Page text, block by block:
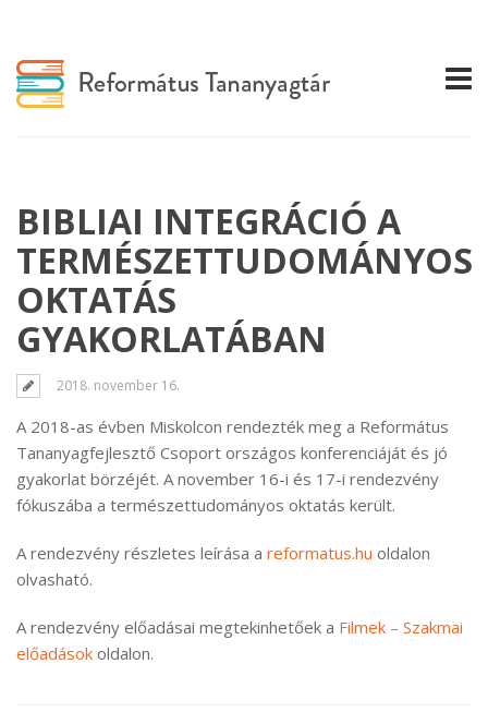
BIBLIAI INTEGRÁCIÓ A
TERMÉSZETTUDOMÁNYOS
OKTATÁS
GYAKORLATÁBAN
2018. november 16.
A 2018-as évben Miskolcon rendezték meg a Református
Tananyagfejlesztő Csoport országos konferenciáját és jó
gyakorlat börzéjét. A november 16-i és 17-i rendezvény
fókuszába a természettudományos oktatás került.
A rendezvény részletes leírása a reformatus.hu oldalon
olvasható.
A rendezvény előadásai megtekinhetőek a Filmek – Szakmai
előadások oldalon.